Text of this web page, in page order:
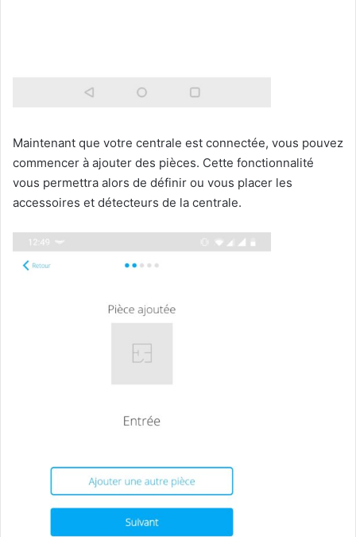
Maintenant que votre centrale est connectée, vous pouvez
commencer à ajouter des pièces. Cette fonctionnalité
vous permettra alors de définir ou vous placer les
accessoires et détecteurs de la centrale.